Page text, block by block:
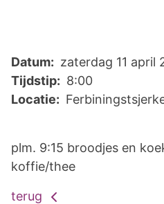
Datum: zaterdag 11 april
Tijdstip: 8:00
Locatie:
plm. 9:15 broodjes en
koffie/thee
terug